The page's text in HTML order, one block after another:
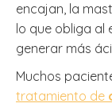
encajan, la
lo que obliga al
generar más
Muchos
tratamiento de